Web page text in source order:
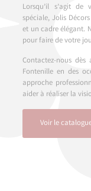
Lorsqu’il s’agit
spéciale, Jolis
et un cadre élégant.
pour faire de votre
Contactez-nous
Fontenille en des
approche
aider à réaliser la
Voir le